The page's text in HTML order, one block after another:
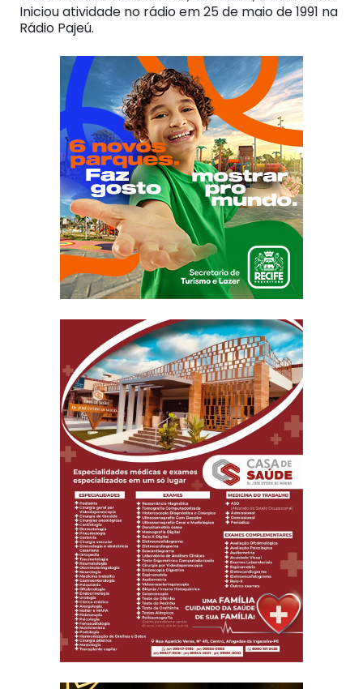
Iniciou atividade no rádio em 25 de maio de 1991 na
Rádio Pajeú.